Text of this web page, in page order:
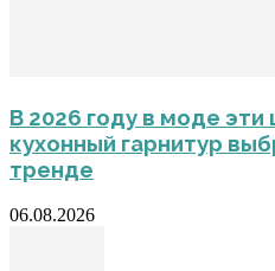
В 2026 году в моде эти
кухонный гарнитур
тренде
06.08.2026